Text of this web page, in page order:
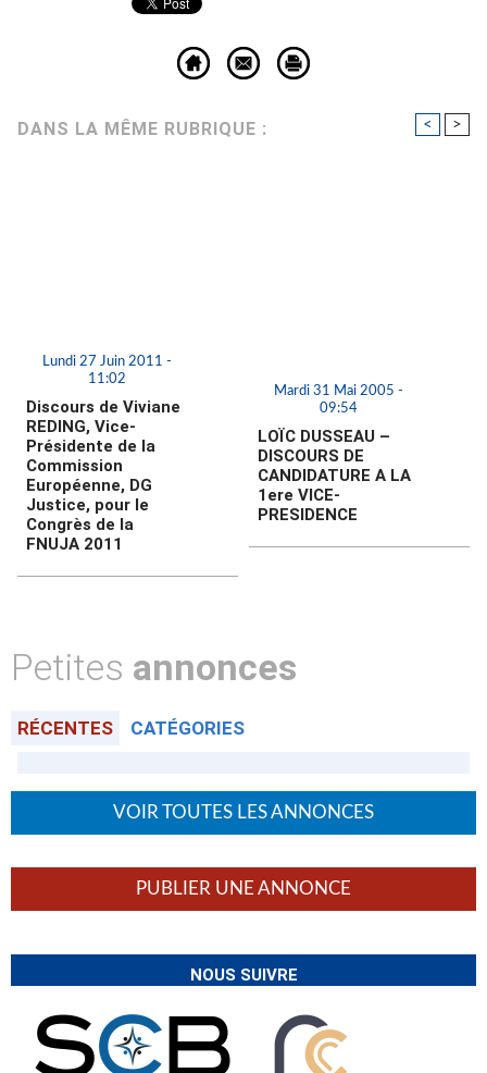
DANS LA MÊME RUBRIQUE : < >
Lundi 27 Juin 2011 -
11:02
Discours de Viviane
REDING, Vice-
Présidente de la
Commission
Européenne, DG
Justice, pour le
Congrès de la
FNUJA 2011
Mardi 31 Mai 2005 -
09:54
LOÏC DUSSEAU –
DISCOURS DE
CANDIDATURE A LA
1ere VICE-
PRESIDENCE
Petites annonces
RÉCENTES CATÉGORIES
VOIR TOUTES LES ANNONCES
PUBLIER UNE ANNONCE
NOUS SUIVRE